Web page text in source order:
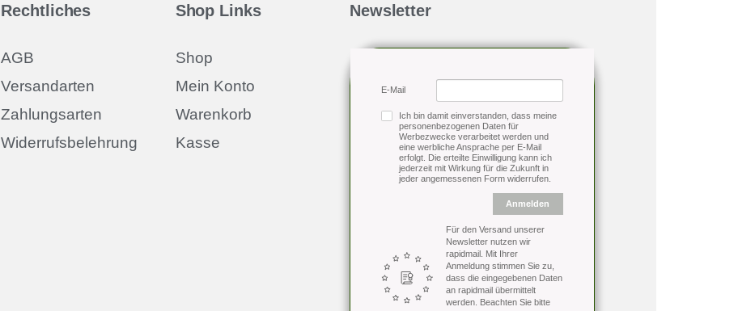
Rechtliches
AGB
Versandarten
Zahlungsarten
Widerrufsbelehrung
Shop Links
Shop
Mein Konto
Warenkorb
Kasse
Newsletter
E-Mail
Ich bin damit einverstanden, dass meine
personenbezogenen Daten für
Werbezwecke verarbeitet werden und
eine werbliche Ansprache per E-Mail
erfolgt. Die erteilte Einwilligung kann ich
jederzeit mit Wirkung für die Zukunft in
jeder angemessenen Form widerrufen.
Anmelden
Für den Versand unserer
Newsletter nutzen wir
rapidmail. Mit Ihrer
Anmeldung stimmen Sie zu,
dass die eingegebenen Daten
an rapidmail übermittelt
werden. Beachten Sie bitte